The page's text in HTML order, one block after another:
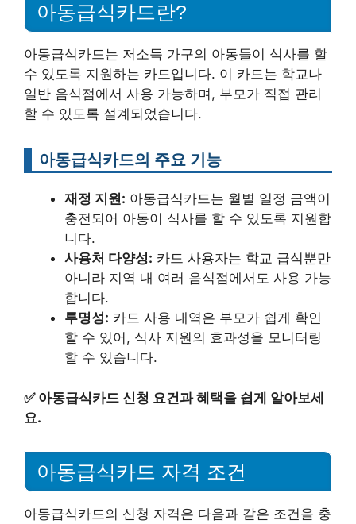
아동급식카드란?
아동급식카드는 저소득 가구의 아동들이 식사를 할
수 있도록 지원하는 카드입니다. 이 카드는 학교나
일반 음식점에서 사용 가능하며, 부모가 직접 관리
할 수 있도록 설계되었습니다.
아동급식카드의 주요 기능
재정 지원: 아동급식카드는 월별 일정 금액이
충전되어 아동이 식사를 할 수 있도록 지원합
니다.
사용처 다양성: 카드 사용자는 학교 급식뿐만
아니라 지역 내 여러 음식점에서도 사용 가능
합니다.
투명성: 카드 사용 내역은 부모가 쉽게 확인
할 수 있어, 식사 지원의 효과성을 모니터링
할 수 있습니다.
✅ 아동급식카드 신청 요건과 혜택을 쉽게 알아보세
요.
아동급식카드 자격 조건
아동급식카드의 신청 자격은 다음과 같은 조건을 충